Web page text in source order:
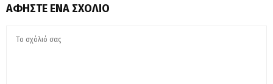
ΑΦΉΣΤΕ ΈΝΑ ΣΧΌΛΙΟ